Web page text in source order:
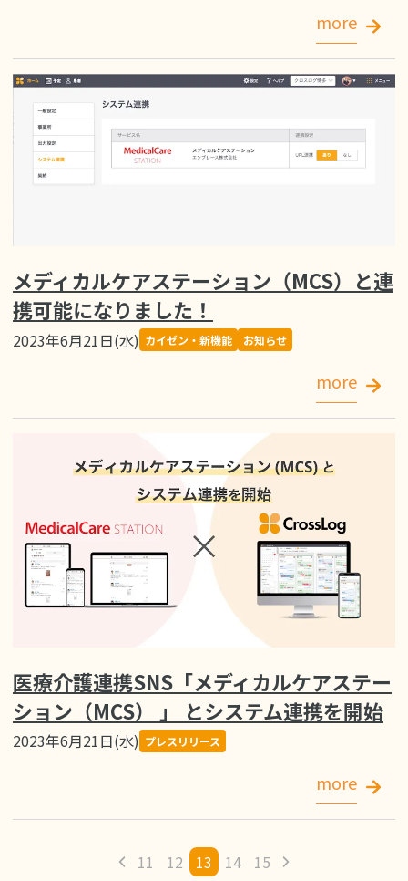
more
メディカルケアステーション（MCS）と連
携可能になりました！
2023年6月21日(水) カイゼン・新機能 お知らせ
more
医療介護連携SNS「メディカルケアステー
ション（MCS） 」 とシステム連携を開始
2023年6月21日(水) プレスリリース
more
11 12 13 14 15